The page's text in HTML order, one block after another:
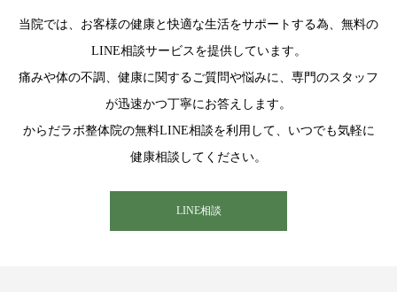
当院では、お客様の健康と快適な生活をサポートする為、無料の
LINE相談サービスを提供しています。
痛みや体の不調、健康に関するご質問や悩みに、専門のスタッフ
が迅速かつ丁寧にお答えします。
からだラボ整体院の無料LINE相談を利用して、いつでも気軽に
健康相談してください。
LINE相談